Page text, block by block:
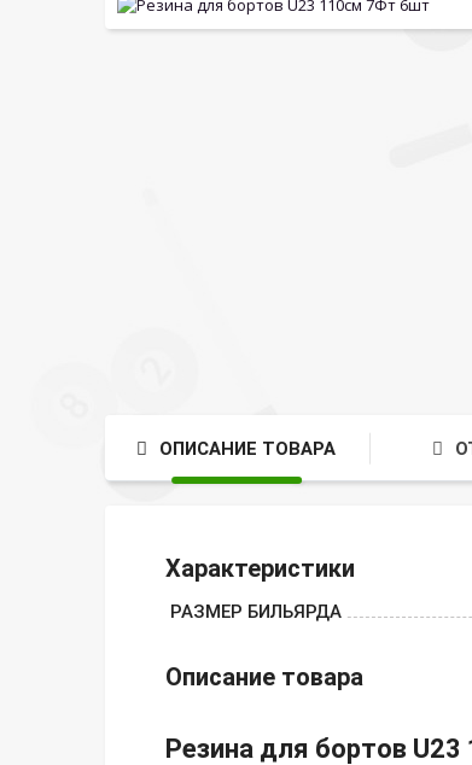
ОПИСАНИЕ ТОВАРА
Характеристики
РАЗМЕР БИЛЬЯРДА
Описание товара
Резина для бортов